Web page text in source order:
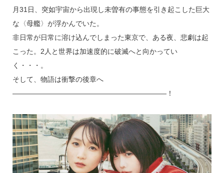
月31日、突如宇宙から出現し未曽有の事態を引き起こした巨大
な〈母艦〉が浮かんでいた。
非日常が日常に溶け込んでしまった東京で、ある夜、悲劇は起
こった。2人と世界は加速度的に破滅へと向かってい
く・・・。
そして、物語は衝撃の後章へ
――――――――――――――――――――――！